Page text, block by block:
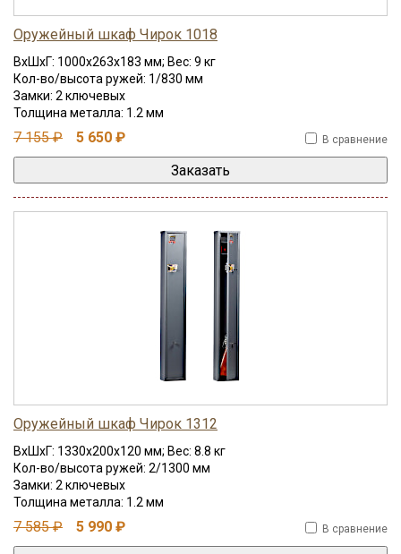
В сравнение
Оружейный шкаф Чирок 1018
ВхШхГ: 1000x263x183 мм; Вес: 9 кг
Кол-во/высота ружей: 1/830 мм
Замки: 2 ключевых
Толщина металла: 1.2 мм
7 155 ₽ 5 650 ₽
В сравнение
Оружейный шкаф Чирок 1312
ВхШхГ: 1330x200x120 мм; Вес: 8.8 кг
Кол-во/высота ружей: 2/1300 мм
Замки: 2 ключевых
Толщина металла: 1.2 мм
7 585 ₽ 5 990 ₽